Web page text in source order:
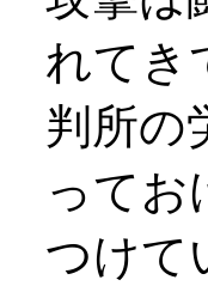
れてき
判所の
ってお
つけて